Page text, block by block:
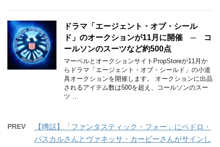
ドラマ「エージェント・オブ・シール
ド」のオークションが11月に開催 ─ コ
ールソンのスーツなど約500点
マーベルとオークションサイトPropStoreが11月か
らドラマ「エージェント・オブ・シールド」の小道
具オークションを開催します。 オークションに出品
されるアイテム数は500を超え、コールソンのスー
ツ …
PREV
【噂話】「ファンタスティック・フォー」にペドロ・
パスカルさんとヴァネッサ・カービーさんがサインし